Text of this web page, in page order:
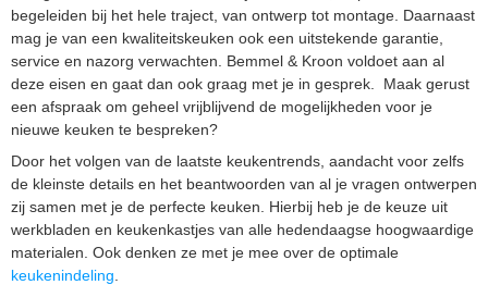
begeleiden bij het hele traject, van ontwerp tot montage. Daarnaast
mag je van een kwaliteitskeuken ook een uitstekende garantie,
service en nazorg verwachten. Bemmel & Kroon voldoet aan al
deze eisen en gaat dan ook graag met je in gesprek. Maak gerust
een afspraak om geheel vrijblijvend de mogelijkheden voor je
nieuwe keuken te bespreken?
Door het volgen van de laatste keukentrends, aandacht voor zelfs
de kleinste details en het beantwoorden van al je vragen ontwerpen
zij samen met je de perfecte keuken. Hierbij heb je de keuze uit
werkbladen en keukenkastjes van alle hedendaagse hoogwaardige
materialen. Ook denken ze met je mee over de optimale
keukenindeling